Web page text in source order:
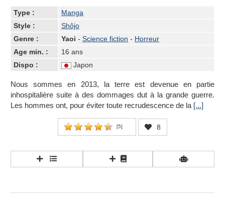
Type :
Manga
Style :
Shôjo
Genre :
Yaoi - Science fiction - Horreur
Age min. :
16 ans
Dispo :
Japon
Nous sommes en 2013, la terre est devenue en partie
inhospitalière suite à des dommages dut à la grande guerre.
Les hommes ont, pour éviter toute recrudescence de la [...]
[5] 8